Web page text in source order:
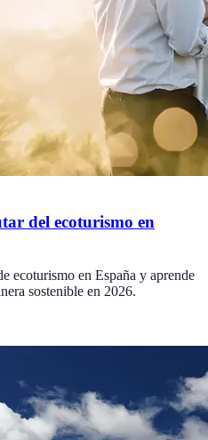
del ecoturismo en
ecoturismo en España y aprende
sostenible en 2026.